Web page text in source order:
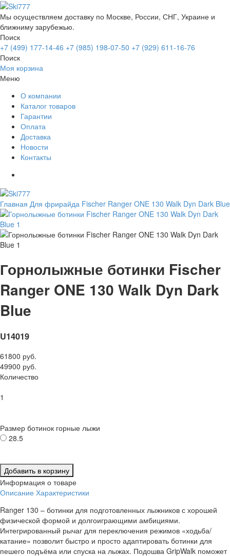
Мы осуществляем доставку по Москве, России, СНГ, Украине и
ближниму зарубежью.
Поиск
+7 (499) 177-14-46 +7 (985) 198-07-50 +7 (929) 611-16-76
Поиск
Моя корзина
Меню
О компании
Каталог товаров
Гарантии
Оплата
Доставка
Новости
Контакты
Главная Для фрирайда Fischer Ranger ONE 130 Walk Dyn Dark Blue
Горнолыжные ботинки Fischer
Ranger ONE 130 Walk Dyn Dark
Blue
U14019
61800 руб.
49900 руб.
Количество
1
Размер ботинок горные лыжи
28.5
Добавить в корзину
Информация о товаре
Описание Характеристики
Ranger 130 – ботинки для подготовленных лыжников с хорошей
физической формой и долгоиграющими амбициями.
Интегрированный рычаг для переключения режимов «ходьба/
катание» позволит быстро и просто адаптировать ботинки для
пешего подъёма или спуска на лыжах. Подошва GripWalk поможет